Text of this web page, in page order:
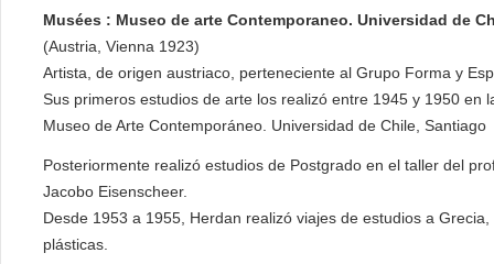
Musées : Museo de arte Contemporaneo. Universidad de
(Austria, Vienna 1923)
Artista, de origen austriaco, perteneciente al Grupo Forma y
Sus primeros estudios de arte los realizó entre 1945 y 1950 en
Museo de Arte Contemporáneo. Universidad de Chile, Santiago
Posteriormente realizó estudios de Postgrado en el taller del
Jacobo Eisenscheer.
Desde 1953 a 1955, Herdan realizó viajes de estudios a
plásticas.